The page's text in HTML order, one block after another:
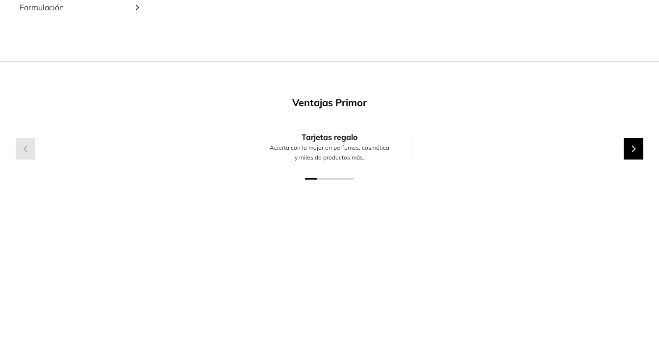
Formulación
Ventajas Primor
Tarjetas regalo
Acierta con lo mejor en perfumes, cosmética
y miles de productos más.